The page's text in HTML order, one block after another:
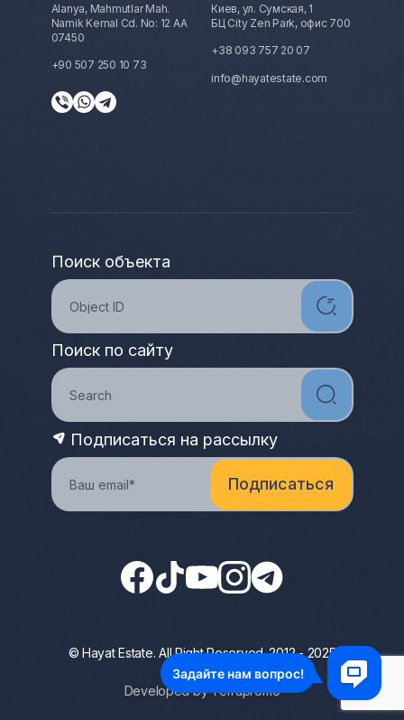
Alanya, Mahmutlar Mah.
Namik Kemal Cd. No: 12 AA
07450
+90 507 250 10 73
Киев, ул. Сумская, 1
БЦ City Zen Park, офис 700
+38 093 757 20 07
info@hayatestate.com
Поиск объекта
Поиск по сайту
Подписаться на рассылку
© Hayat Estate. All Right Reserved. 2012 - 2025
Privacy Policy
Developed by Terrapromo